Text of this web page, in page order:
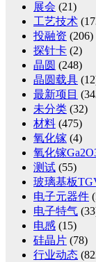
展会 (21)
工艺技术
投融资 (206)
探针卡 (2)
晶圆 (248)
晶圆载具
最新项目
未分类 (32)
材料 (475)
氧化镓 (4)
氧化镓
测试 (55)
玻璃基板
电子元器件
电子特气
电感 (15)
硅晶片 (78)
行业动态